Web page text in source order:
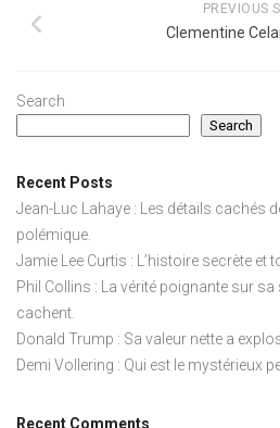
PREVIOUS
Clementine
Search
Search
Recent Posts
Jean-Luc Lahaye : Les détails cachés
polémique.
Jamie Lee Curtis : L’histoire secrète et
Phil Collins : La vérité poignante sur
cachent.
Donald Trump : Sa valeur nette a
Demi Vollering : Qui est le mystérieux
Recent Comments